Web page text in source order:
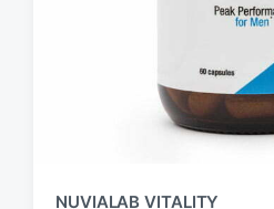
NUVIALAB VITALITY